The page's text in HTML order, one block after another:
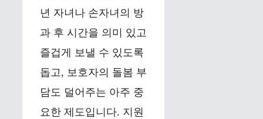
년 자녀나 손자녀의 방
과 후 시간을 의미 있고
즐겁게 보낼 수 있도록
돕고, 보호자의 돌봄 부
담도 덜어주는 아주 중
요한 제도입니다. 지원